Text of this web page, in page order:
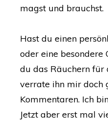
magst und brauchst.
Hast du einen
oder eine besondere
du das Räuchern für
verrate ihn mir doch
Kommentaren. Ich
Jetzt aber erst mal